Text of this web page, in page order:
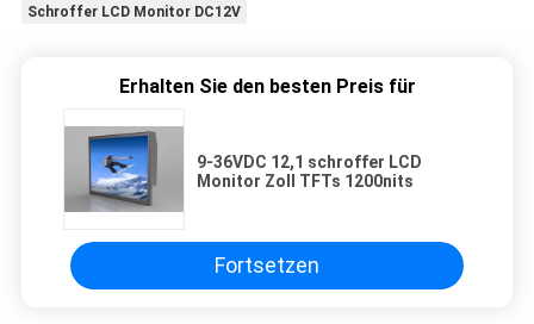
Schroffer LCD Monitor DC12V
Erhalten Sie den besten Preis für
9-36VDC 12,1 schroffer LCD
Monitor Zoll TFTs 1200nits
Fortsetzen